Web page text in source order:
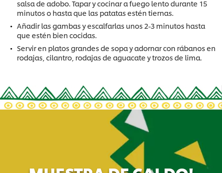
salsa de adobo. Tapar y cocinar a fuego lento durante 15
minutos o hasta que las patatas estén tiernas.
Añadir las gambas y escalfarlas unos 2-3 minutos hasta
que estén bien cocidas.
Servir en platos grandes de sopa y adornar con rábanos en
rodajas, cilantro, rodajas de aguacate y trozos de lima.